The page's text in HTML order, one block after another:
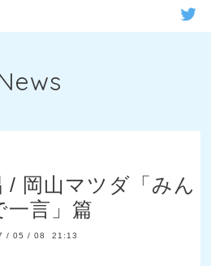
/ 岡山マツダ「みん
一言」篇
/ 05 / 08 21:13